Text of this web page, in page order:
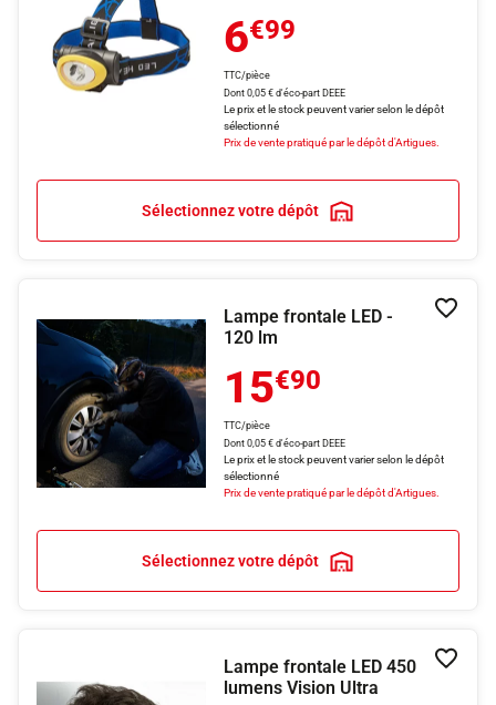
6€99
TTC/pièce
Dont 0,05 € d'éco-part DEEE
Le prix et le stock peuvent varier selon le dépôt
sélectionné
Prix de vente pratiqué par le dépôt d'Artigues.
Sélectionnez votre dépôt
Lampe frontale LED -
120 lm
15€90
TTC/pièce
Dont 0,05 € d'éco-part DEEE
Le prix et le stock peuvent varier selon le dépôt
sélectionné
Prix de vente pratiqué par le dépôt d'Artigues.
Sélectionnez votre dépôt
Lampe frontale LED 450
lumens Vision Ultra